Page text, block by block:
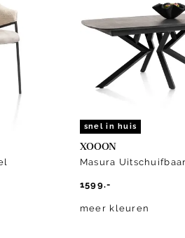
snel in huis
XOOON
Masura
1599.-
meer kleuren